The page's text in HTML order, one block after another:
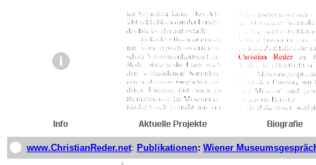
www.ChristianReder.net: Publikationen: Wiener